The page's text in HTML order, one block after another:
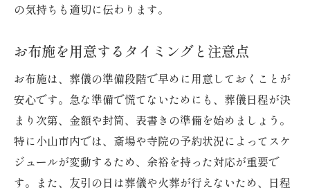
の気持ちも適切に伝わります。
お布施を用意するタイミングと注意点
お布施は、葬儀の準備段階で早めに用意しておくことが
安心です。急な準備で慌てないためにも、葬儀日程が決
まり次第、金額や封筒、表書きの準備を始めましょう。
特に小山市内では、斎場や寺院の予約状況によってスケ
ジュールが変動するため、余裕を持った対応が重要で
す。また、友引の日は葬儀や火葬が行えないため、日程